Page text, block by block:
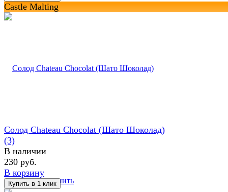
Castle Malting
избранное сравнить
Солод Chateau Chocolat (Шато Шоколад)
(3)
В наличии
230 руб.
В корзину